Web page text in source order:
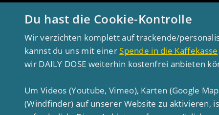
Du hast die Cookie-Kontrolle
Wir verzichten komplett auf trackende/
kannst du uns mit einer Spende in die Kaffekasse
wir DAILY DOSE weiterhin kostenfrei anbieten
Um Videos (Youtube, Vimeo), Karten (Google
(Windfinder) auf unserer Website zu aktivieren,